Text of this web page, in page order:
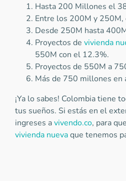
Hasta 200 Millones el
Entre los 200M y
Desde 250M hasta
Proyectos de vivienda
550M con el 12.3%.
Proyectos de 550M a
Más de 750 millones en
¡Ya lo sabes! Colombia tiene
tus sueños. Si estás en el
ingreses avivendo.co, para
vivienda nuevaque tenemos